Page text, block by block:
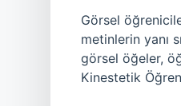
Görsel
metinlerin yanı
görsel öğeler,
Kinestetik